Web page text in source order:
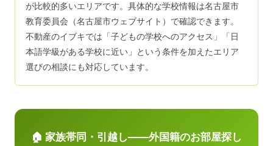
が比較的多いエリアです。具体的な学校情報は名古屋市
教育委員会（名古屋市ウェブサイト）で確認できます。
不動産のイブキでは「子どもの学校へのアクセス」「日
本語学級がある学校に近い」という条件を加えたエリア
選びの相談にも対応しています。
🏠 家族帯同・引越し——外国籍のお部屋探し